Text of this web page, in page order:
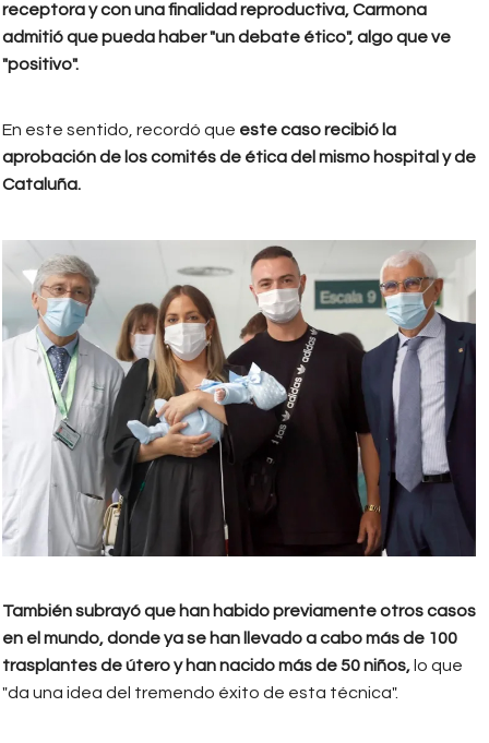
receptora y con una finalidad reproductiva, Carmona
admitió que pueda haber "un debate ético", algo que ve
"positivo".
En este sentido, recordó que este caso recibió la
aprobación de los comités de ética del mismo hospital y de
Cataluña.
a pareja formada por Tamara y
Jesús posan con el conseller de
Salud, Manel Balcells (d), el jefe del
servicio de Ginecología del Hospital
Clínic, Francisco Carmona (i), y su
hijo, el pequeño Jesús. EFE/Toni
Albir
También subrayó que han habido previamente otros casos
en el mundo, donde ya se han llevado a cabo más de 100
trasplantes de útero y han nacido más de 50 niños, lo que
"da una idea del tremendo éxito de esta técnica".